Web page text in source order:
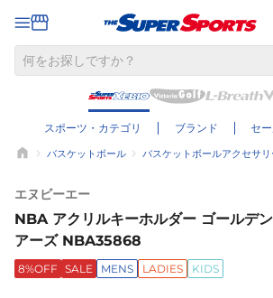
スポーツ・カテゴリ ブランド セ
バスケットボール バスケットボールアクセサリ
エヌビーエー
NBA アクリルキーホルダー ゴールデ
アーズ NBA35868
8%OFF SALE MENS LADIES KIDS